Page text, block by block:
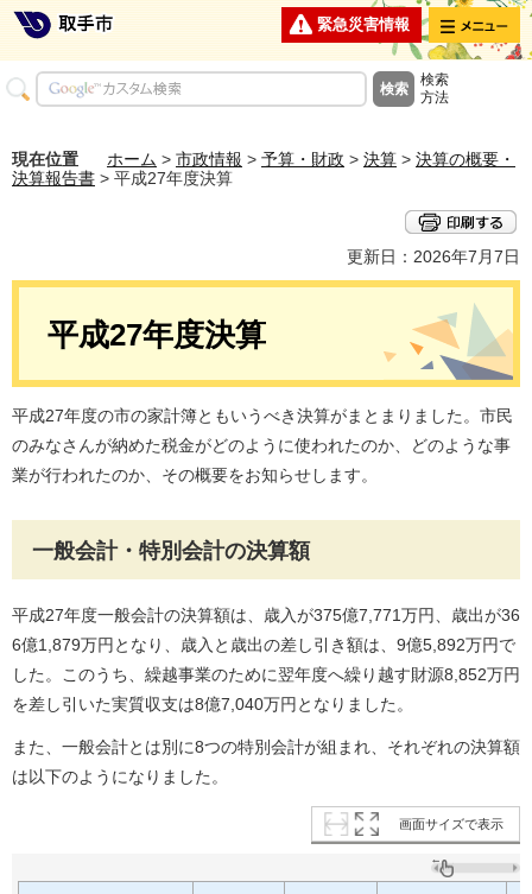
緊急災害情報 メニュー
検索
方法
現在位置 ホーム > 市政情報 > 予算・財政 > 決算 > 決算の概要・
決算報告書 > 平成27年度決算
更新日：2026年7月7日
平成27年度決算
平成27年度の市の家計簿ともいうべき決算がまとまりました。市民
のみなさんが納めた税金がどのように使われたのか、どのような事
業が行われたのか、その概要をお知らせします。
一般会計・特別会計の決算額
平成27年度一般会計の決算額は、歳入が375億7,771万円、歳出が36
6億1,879万円となり、歳入と歳出の差し引き額は、9億5,892万円で
した。このうち、繰越事業のために翌年度へ繰り越す財源8,852万円
を差し引いた実質収支は8億7,040万円となりました。
また、一般会計とは別に8つの特別会計が組まれ、それぞれの決算額
は以下のようになりました。
画面サイズで表示